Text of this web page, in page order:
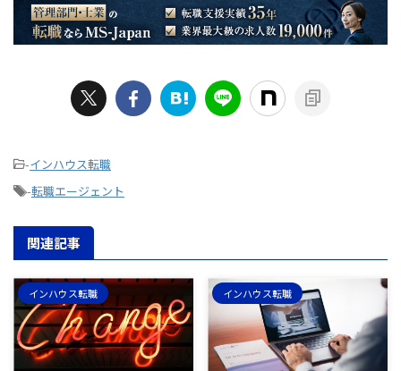
-インハウス転職
-転職エージェント
関連記事
インハウス転職 インハウス転職